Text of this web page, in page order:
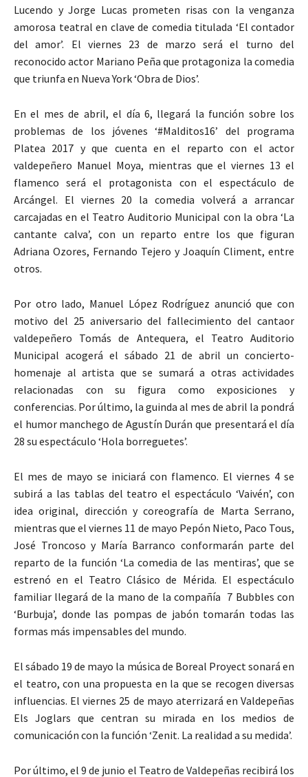
Lucendo y Jorge Lucas prometen risas con la venganza
amorosa teatral en clave de comedia titulada ‘El contador
del amor’. El viernes 23 de marzo será el turno del
reconocido actor Mariano Peña que protagoniza la comedia
que triunfa en Nueva York ‘Obra de Dios’.
En el mes de abril, el día 6, llegará la función sobre los
problemas de los jóvenes ‘#Malditos16’ del programa
Platea 2017 y que cuenta en el reparto con el actor
valdepeñero Manuel Moya, mientras que el viernes 13 el
flamenco será el protagonista con el espectáculo de
Arcángel. El viernes 20 la comedia volverá a arrancar
carcajadas en el Teatro Auditorio Municipal con la obra ‘La
cantante calva’, con un reparto entre los que figuran
Adriana Ozores, Fernando Tejero y Joaquín Climent, entre
otros.
Por otro lado, Manuel López Rodríguez anunció que con
motivo del 25 aniversario del fallecimiento del cantaor
valdepeñero Tomás de Antequera, el Teatro Auditorio
Municipal acogerá el sábado 21 de abril un concierto-
homenaje al artista que se sumará a otras actividades
relacionadas con su figura como exposiciones y
conferencias. Por último, la guinda al mes de abril la pondrá
el humor manchego de Agustín Durán que presentará el día
28 su espectáculo ‘Hola borreguetes’.
El mes de mayo se iniciará con flamenco. El viernes 4 se
subirá a las tablas del teatro el espectáculo ‘Vaivén’, con
idea original, dirección y coreografía de Marta Serrano,
mientras que el viernes 11 de mayo Pepón Nieto, Paco Tous,
José Troncoso y María Barranco conformarán parte del
reparto de la función ‘La comedia de las mentiras’, que se
estrenó en el Teatro Clásico de Mérida. El espectáculo
familiar llegará de la mano de la compañía 7 Bubbles con
‘Burbuja’, donde las pompas de jabón tomarán todas las
formas más impensables del mundo.
El sábado 19 de mayo la música de Boreal Proyect sonará en
el teatro, con una propuesta en la que se recogen diversas
influencias. El viernes 25 de mayo aterrizará en Valdepeñas
Els Joglars que centran su mirada en los medios de
comunicación con la función ‘Zenit. La realidad a su medida’.
Por último, el 9 de junio el Teatro de Valdepeñas recibirá los